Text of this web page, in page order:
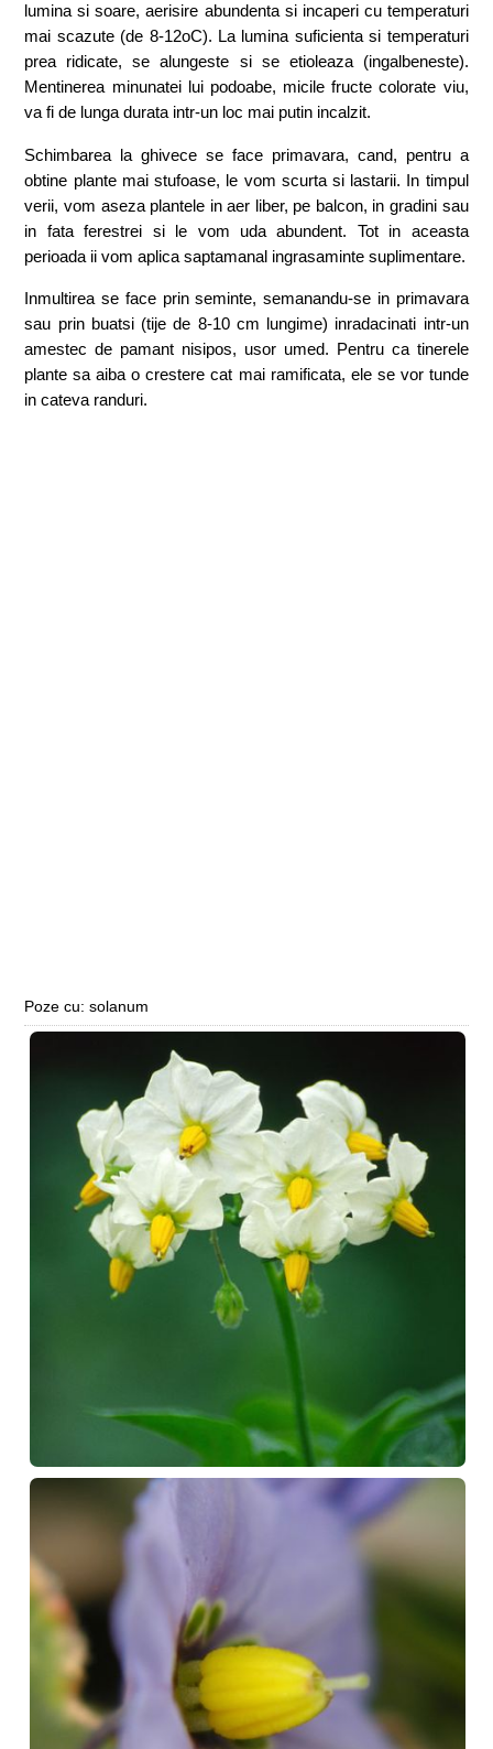
lumina si soare, aerisire abundenta si incaperi cu temperaturi
mai scazute (de 8-12oC). La lumina suficienta si temperaturi
prea ridicate, se alungeste si se etioleaza (ingalbeneste).
Mentinerea minunatei lui podoabe, micile fructe colorate viu,
va fi de lunga durata intr-un loc mai putin incalzit.
Schimbarea la ghivece se face primavara, cand, pentru a
obtine plante mai stufoase, le vom scurta si lastarii. In timpul
verii, vom aseza plantele in aer liber, pe balcon, in gradini sau
in fata ferestrei si le vom uda abundent. Tot in aceasta
perioada ii vom aplica saptamanal ingrasaminte suplimentare.
Inmultirea se face prin seminte, semanandu-se in primavara
sau prin buatsi (tije de 8-10 cm lungime) inradacinati intr-un
amestec de pamant nisipos, usor umed. Pentru ca tinerele
plante sa aiba o crestere cat mai ramificata, ele se vor tunde
in cateva randuri.
Poze cu: solanum